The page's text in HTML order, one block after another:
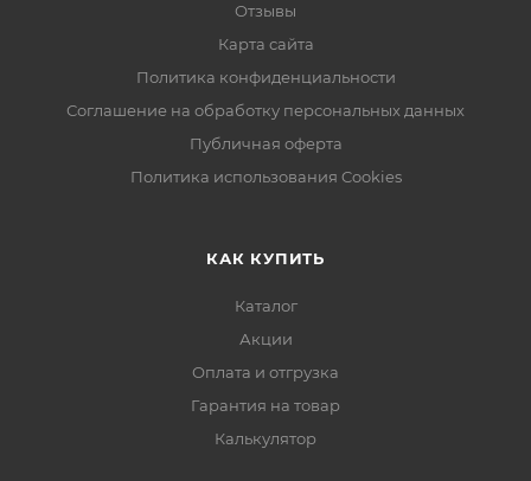
Отзывы
Карта сайта
Политика конфиденциальности
Соглашение на обработку персональных данных
Публичная оферта
Политика использования Cookies
КАК КУПИТЬ
Каталог
Акции
Оплата и отгрузка
Гарантия на товар
Калькулятор